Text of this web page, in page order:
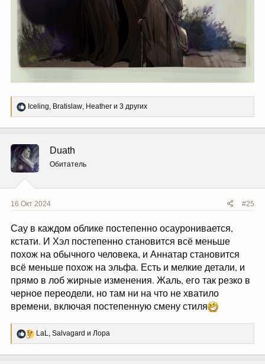
Р
е
ц
и
и
:
Iceling, Bratislaw, Heather и 3 других
Duath
Обитатель
16 Окт 2024 #25
Сау в каждом облике постепенно осауронивается,
кстати. И Хэл постепенно становится всё меньше
похож на обычного человека, и Аннатар становится
всё меньше похож на эльфа. Есть и мелкие детали, и
прямо в лоб жирные изменения. Жаль, его так резко в
черное переодели, но там ни на что не хватило
времени, включая постепенную смену стиля
Р
е
LaL, Salvagard и Лора